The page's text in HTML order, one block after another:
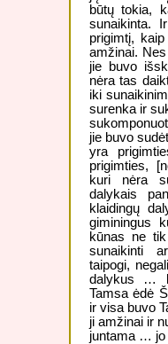
būtų tokia,
sunaikinta.
prigimtį,
amžinai.
jie buvo
nėra tas
iki
surenka ir
jie buvo
yra
prigimties,
kuri nėra
dalykais
klaidingų
giminingus
kūnas ne
sunaikinti
taipogi,
dalykus …
Tamsa ėdė
ir visa buvo
ji amžinai ir
juntama …